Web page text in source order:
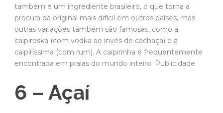
também é um ingrediente brasileiro, o que torna a
procura da original mais difícil em outros países, mas
outras variações também são famosas, como a
caipiroska (com vodka ao invés de cachaça) e a
caipiríssima (com rum). A caipirinha é frequentemente
encontrada em praias do mundo inteiro. Publicidade
6 – Açaí